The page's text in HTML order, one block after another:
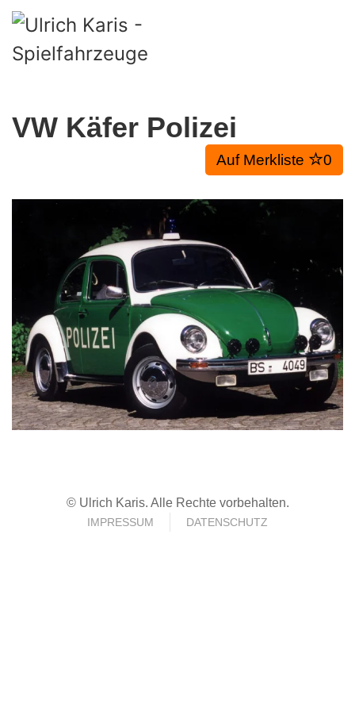
Skip to main content
VW Käfer Polizei
Auf Merkliste 0
© Ulrich Karis. Alle Rechte vorbehalten.
IMPRESSUM DATENSCHUTZ